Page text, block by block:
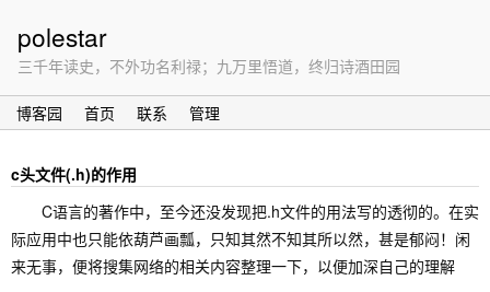
polestar
三千年读史，不外功名利禄；九万里悟道，终归诗酒田园
博客园 首页 联系 管理
c头文件(.h)的作用
C语言的著作中，至今还没发现把.h文件的用法写的透彻的。在实
际应用中也只能依葫芦画瓢，只知其然不知其所以然，甚是郁闷！闲
来无事，便将搜集网络的相关内容整理一下，以便加深自己的理解